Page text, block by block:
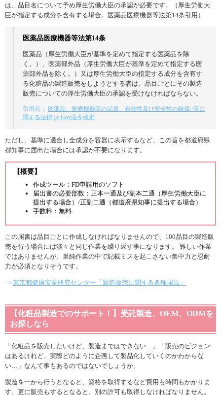
は、品目名について予め厚生労働大臣の承認が必要です。（厚生労働大
臣が指定する成分を含有する場合。医薬品医療機器等法第14条引用）
医薬品医療機器等法第14条
医薬品（厚生労働大臣が基準を定めて指定する医薬品を除
く。）、医薬部外品（厚生労働大臣が基準を定めて指定する医
薬部外品を除く。）又は厚生労働大臣の指定する成分を含有す
る化粧品の製造販売をしようとする者は、品目ごとにその製造
販売についての厚生労働大臣の承認を受けなければならない。
引用元：
医薬品、医療機器等の品質、有効性及び安全性の確保>等に
関する法律 | e-Gov法令検索
ただし、基準に適合し全成分を容器に表示するなど、この旨を都道府県
都知事に届出た場合には承認が不要になります。
【概要】
作成ツール：FD申請用のソフト
届出書の必要部数：正本一通及び副本二通（厚生労働大臣に
提出する場合）/正副二通（都道府県知事に提出する場合）
手数料：無料
この届書は品目ごとに作成しなければなりませんので、100品目の製造販
売を行う場合には淡々と同じ作業を繰り返す事になります。 難しい作業
ではありませんが、単純作業の中で記載ミスを起こさない集中力と忍耐
力が必須となりそうです。
⇒ 東京都健康安全研究センター「製造販売に関する各種届出」
【化粧品製造でのサポート！】受託製造、OEM、ODMを
お探しなら
「化粧品を販売したいけど、製造まではできない…」「販売のビジョン
はあるけれど、実際どのように企画して製品化していくのかわからな
い…」なんて事もあるのではないでしょうか。
製造を一から行うとなると、資格を取得するなど費用も時間もかかりま
す。更に販売もするとなると、別の許可も取得しなければなりません。